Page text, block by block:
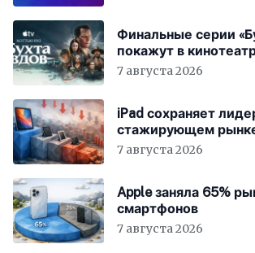
Финальные серии
покажут в
7 августа 2026
iPad сохраняет
стажирующем
7 августа 2026
Apple заняла 65%
смартфонов
7 августа 2026